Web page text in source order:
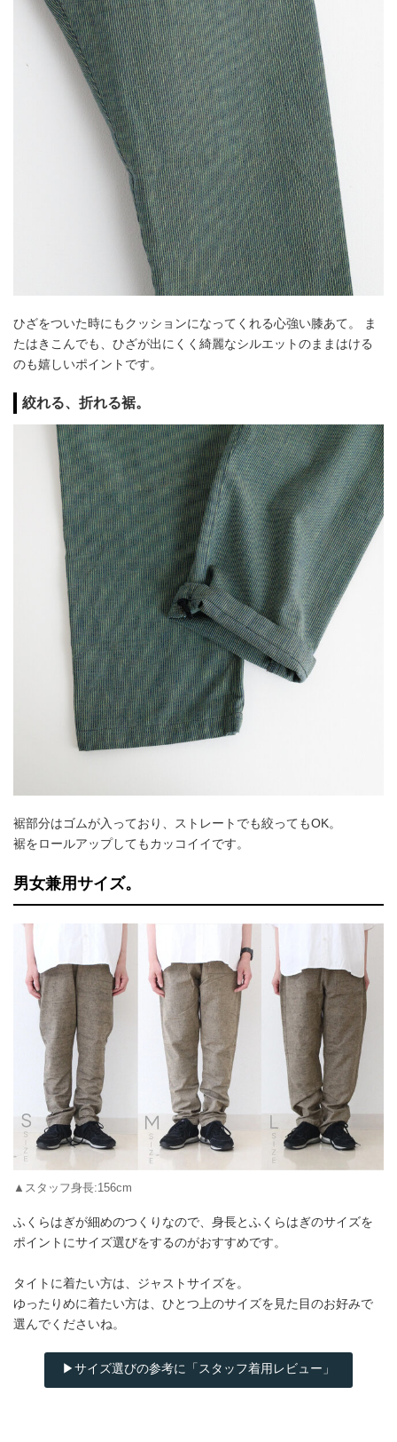
ひざをついた時にもクッションになってくれる心強い膝あて。 ま
たはきこんでも、ひざが出にくく綺麗なシルエットのままはける
のも嬉しいポイントです。
絞れる、折れる裾。
裾部分はゴムが入っており、ストレートでも絞ってもOK。
裾をロールアップしてもカッコイイです。
男女兼用サイズ。
▲スタッフ身長:156cm
ふくらはぎが細めのつくりなので、身長とふくらはぎのサイズを
ポイントにサイズ選びをするのがおすすめです。
タイトに着たい方は、ジャストサイズを。
ゆったりめに着たい方は、ひとつ上のサイズを見た目のお好みで
選んでくださいね。
▶サイズ選びの参考に「スタッフ着用レビュー」